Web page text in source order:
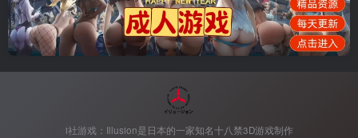
i社游戏：Illusion是日本的一家知名十八禁3D游戏制作